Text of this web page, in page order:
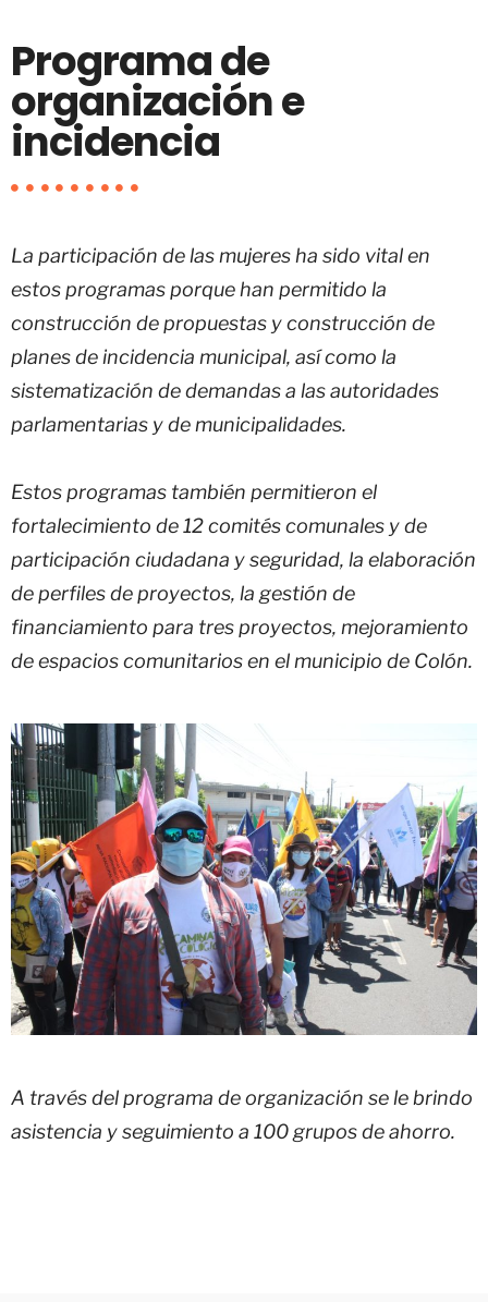
Programa de
organización e
incidencia
La participación de las mujeres ha sido vital en
estos programas porque han permitido la
construcción de propuestas y construcción de
planes de incidencia municipal, así como la
sistematización de demandas a las autoridades
parlamentarias y de municipalidades.
Estos programas también permitieron el
fortalecimiento de 12 comités comunales y de
participación ciudadana y seguridad, la elaboración
de perfiles de proyectos, la gestión de
financiamiento para tres proyectos, mejoramiento
de espacios comunitarios en el municipio de Colón.
A través del programa de organización se le brindo
asistencia y seguimiento a 100 grupos de ahorro.